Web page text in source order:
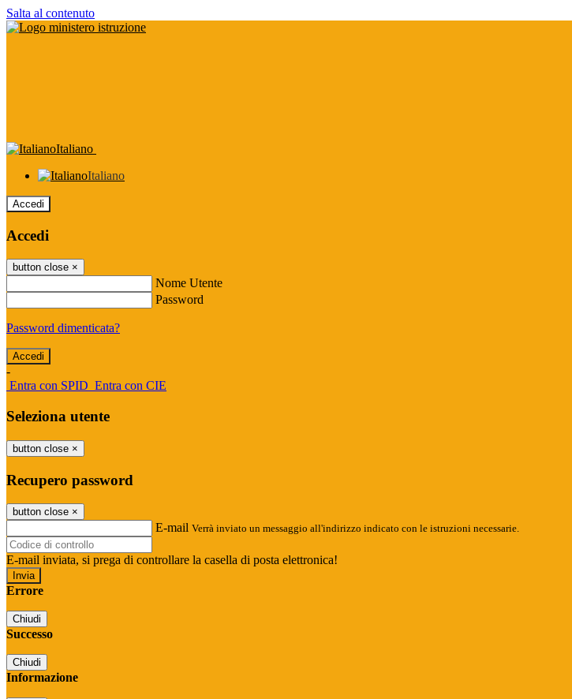
Salta al contenuto
Italiano
Italiano
Accedi
Accedi
button close ×
Nome Utente
Password
Password dimenticata?
-
Entra con SPID Entra con CIE
Seleziona utente
button close ×
Recupero password
button close ×
E-mail Verrà inviato un messaggio all'indirizzo indicato con le istruzioni necessarie.
E-mail inviata, si prega di controllare la casella di posta elettronica!
Errore
Chiudi
Successo
Chiudi
Informazione